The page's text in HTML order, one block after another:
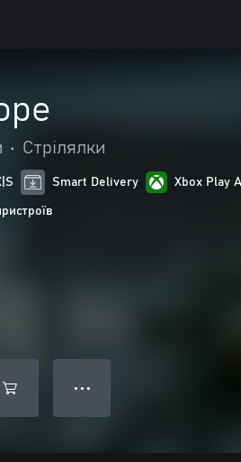
• Стрілялки
Smart Delivery Xbox Play
● ● ●